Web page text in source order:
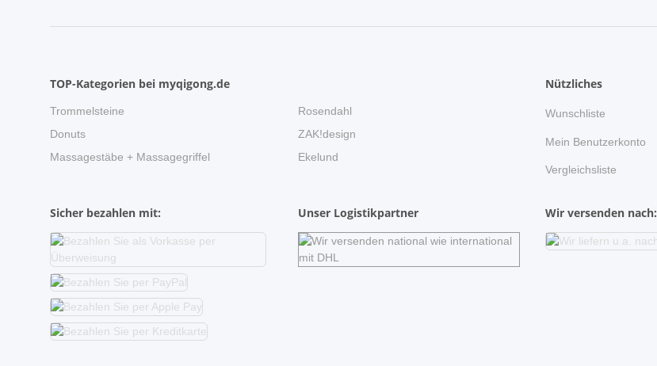
TOP-Kategorien bei myqigong.de
Trommelsteine
Donuts
Massagestäbe + Massagegriffel
Rosendahl
ZAK!design
Ekelund
Nützliches
Wunschliste
Mein Benutzerkonto
Vergleichsliste
Sicher bezahlen mit: Unser Logistikpartner Wir versenden nach: